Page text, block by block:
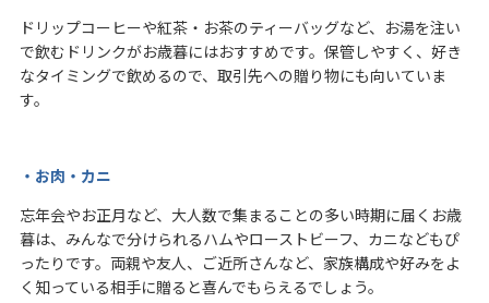
ドリップコーヒーや紅茶・お茶のティーバッグなど、お湯を注い
で飲むドリンクがお歳暮にはおすすめです。保管しやすく、好き
なタイミングで飲めるので、取引先への贈り物にも向いていま
す。
・お肉・カニ
忘年会やお正月など、大人数で集まることの多い時期に届くお歳
暮は、みんなで分けられるハムやローストビーフ、カニなどもぴ
ったりです。両親や友人、ご近所さんなど、家族構成や好みをよ
く知っている相手に贈ると喜んでもらえるでしょう。